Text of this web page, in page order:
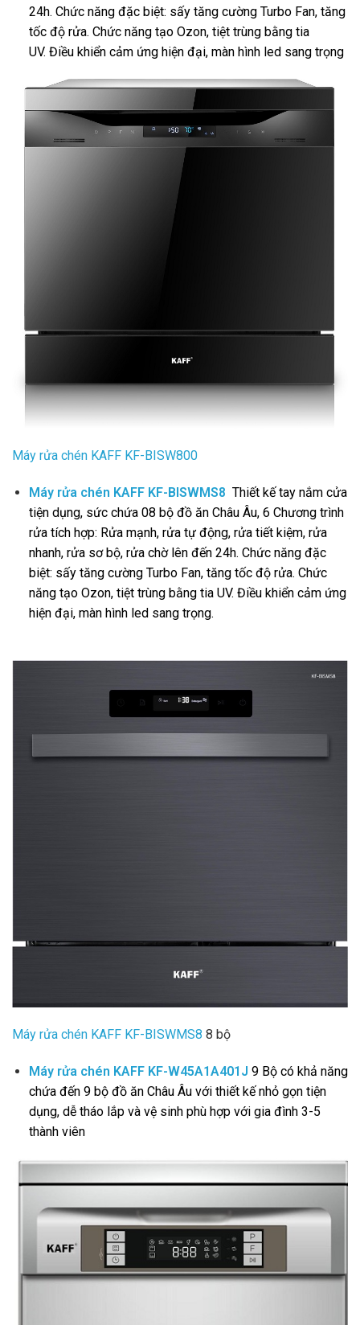
24h. Chức năng đặc biệt: sấy tăng cường Turbo Fan, tăng
tốc độ rửa. Chức năng tạo Ozon, tiệt trùng bằng tia
UV. Điều khiển cảm ứng hiện đại, màn hình led sang trọng
Máy rửa chén KAFF KF-BISW800
Máy rửa chén KAFF KF-BISWMS8 Thiết kế tay nắm cửa
tiện dụng, sức chứa 08 bộ đồ ăn Châu Âu, 6 Chương trình
rửa tích hợp: Rửa mạnh, rửa tự động, rửa tiết kiệm, rửa
nhanh, rửa sơ bộ, rửa chờ lên đến 24h. Chức năng đặc
biệt: sấy tăng cường Turbo Fan, tăng tốc độ rửa. Chức
năng tạo Ozon, tiệt trùng bằng tia UV. Điều khiển cảm ứng
hiện đại, màn hình led sang trọng.
Máy rửa chén KAFF KF-BISWMS8 8 bộ
Máy rửa chén KAFF KF-W45A1A401J 9 Bộ có khả năng
chứa đến 9 bộ đồ ăn Châu Âu với thiết kế nhỏ gọn tiện
dụng, dễ tháo lắp và vệ sinh phù hợp với gia đình 3-5
thành viên